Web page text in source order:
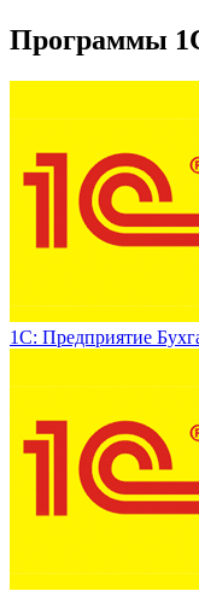
Программы
1С: Предприятие